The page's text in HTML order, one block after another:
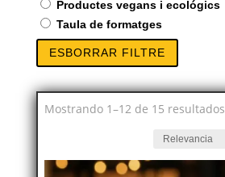
Productes vegans i ecológics
Taula de formatges
ESBORRAR FILTRE
Mostrando 1–12 de 15 resultados